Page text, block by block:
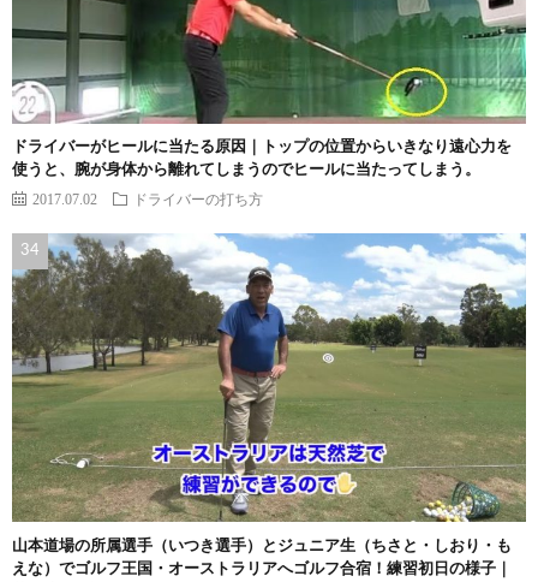
ドライバーがヒールに当たる原因｜トップの位置からいきなり遠心力を
使うと、腕が身体から離れてしまうのでヒールに当たってしまう。
2017.07.02 ドライバーの打ち方
山本道場の所属選手（いつき選手）とジュニア生（ちさと・しおり・も
えな）でゴルフ王国・オーストラリアへゴルフ合宿！練習初日の様子｜